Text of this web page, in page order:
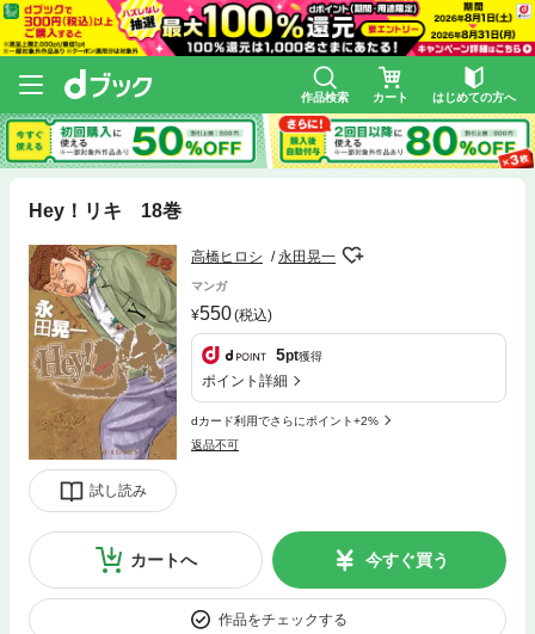
作品検索 カート はじめての方へ
Hey！リキ 18巻
試し読み
高橋ヒロシ 永田晃一
マンガ
550(税込)
5pt獲得
ポイント詳細
dカード利用でさらにポイント+2%
返品不可
カートへ 今すぐ買う
作品をチェックする